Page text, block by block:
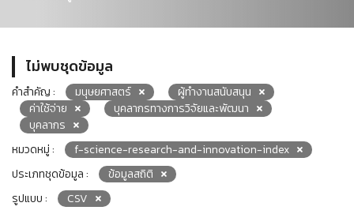
ไม่พบชุดข้อมูล
คำสำคัญ : มนุษยศาสตร์
ผู้ทำงานสนับสนุน
ค่าใช้จ่าย
บุคลากรทางการวิจัยและพัฒนา
บุคลากร
หมวดหมู่ :
f-science-research-and-innovation-index
ประเภทชุดข้อมูล :
ข้อมูลสถิติ
รูปแบบ :
CSV